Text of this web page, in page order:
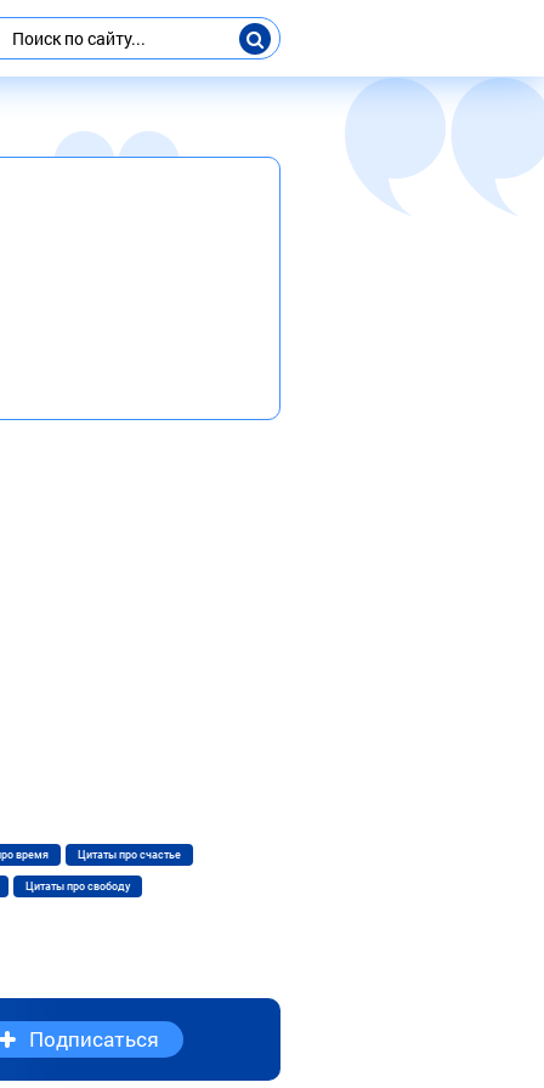
время Цитаты про счастье
Цитаты про свободу
Подписаться